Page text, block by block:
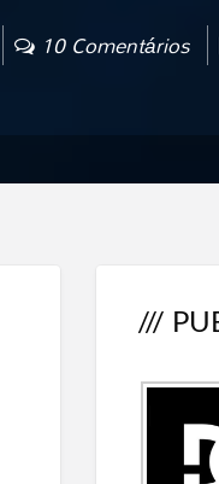
10 Comentários
///